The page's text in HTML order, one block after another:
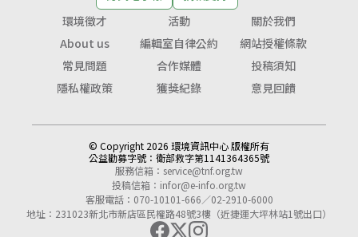
環境徵才
活動
關於我們
About us
編輯室自律公約
網站授權條款
常見問題
合作媒體
投稿須知
隱私權政策
獲獎紀錄 意見回饋
© Copyright 2026 環境資訊中心 版權所有
公益勸募字號： 衛部救字第1141364365號
服務信箱： service@tnf.org.tw
投稿信箱： infor@e-info.org.tw
客服電話：070-10101-666／02-2910-6000
地址：231023新北市新店區民權路48號3樓（近捷運大坪林站1號出口）